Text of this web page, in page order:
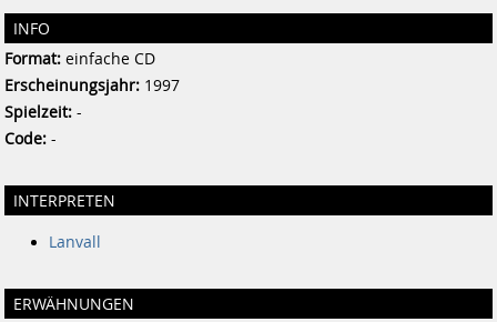
INFO
Format: einfache CD
Erscheinungsjahr: 1997
Spielzeit: -
Code: -
INTERPRETEN
Lanvall
ERWÄHNUNGEN